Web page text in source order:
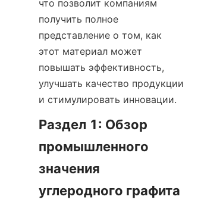
что позволит компаниям
получить полное
представление о том, как
этот материал может
повышать эффективность,
улучшать качество продукции
и стимулировать инновации.
Раздел 1: Обзор
промышленного
значения
углеродного графита